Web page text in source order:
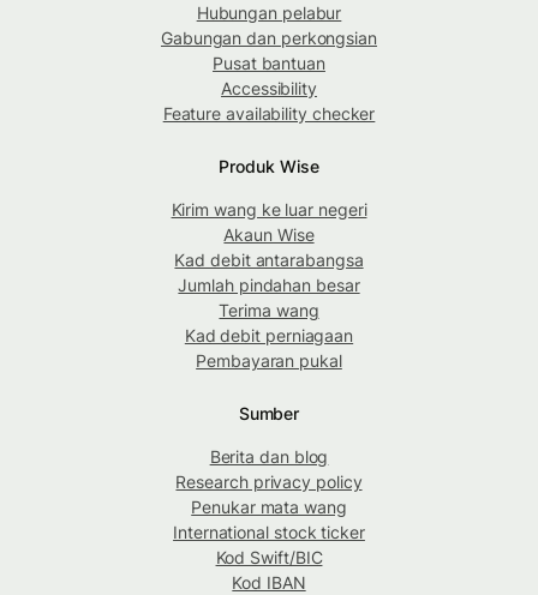
Hubungan pelabur
Gabungan dan perkongsian
Pusat bantuan
Accessibility
Feature availability checker
Produk Wise
Kirim wang ke luar negeri
Akaun Wise
Kad debit antarabangsa
Jumlah pindahan besar
Terima wang
Kad debit perniagaan
Pembayaran pukal
Sumber
Berita dan blog
Research privacy policy
Penukar mata wang
International stock ticker
Kod Swift/BIC
Kod IBAN